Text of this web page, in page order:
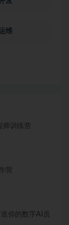
维
师训练营
营
你的数字AI员